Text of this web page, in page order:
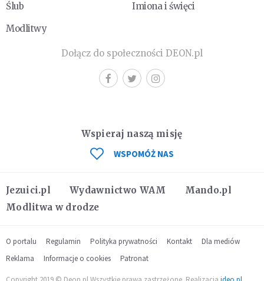
Ślub
Imiona i święci
Modlitwy
Dołącz do społeczności DEON.pl
Jezuici.pl Wydawnictwo WAM
Mando.pl
Modlitwa w drodze
Wspieraj naszą misję
WSPOMÓŻ NAS
O portalu Regulamin Polityka prywatności Kontakt
Dla mediów
Reklama
Informacje o cookies Patronat